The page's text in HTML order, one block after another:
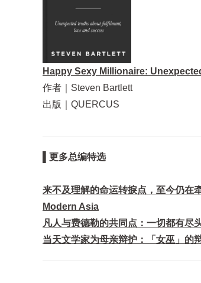
Happy Sexy Millionaire:
作者｜Steven Bartlett
出版｜QUERCUS
▌更多总编特选
来不及理解的命运转捩点，至今仍
Modern Asia
凡人与费德勒的共同点：一切都有
当天文学家为母亲辩护：「女巫」